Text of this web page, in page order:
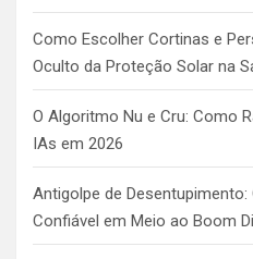
Como Escolher Cortinas e
Oculto da Proteção Solar na
O Algoritmo Nu e Cru: Como
IAs em 2026
Antigolpe de
Confiável em Meio ao Boom